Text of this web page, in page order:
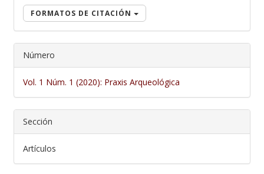
FORMATOS DE CITACIÓN
Número
Vol. 1 Núm. 1 (2020): Praxis Arqueológica
Sección
Artículos